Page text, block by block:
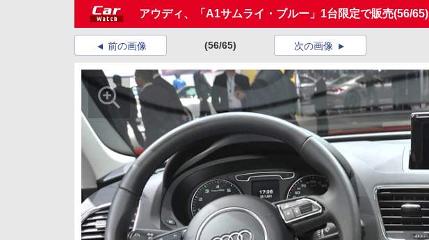
アウディ、「A1サムライ・ブルー」1台限定で販売(56/65)
前の画像 (56/65) 次の画像